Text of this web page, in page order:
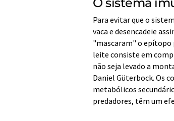
Para evitar que o
vaca e desencadeie
"mascaram" o epítopo
leite consiste em
não seja levado a
Daniel Güterbock. Os
metabólicos
predadores, têm um